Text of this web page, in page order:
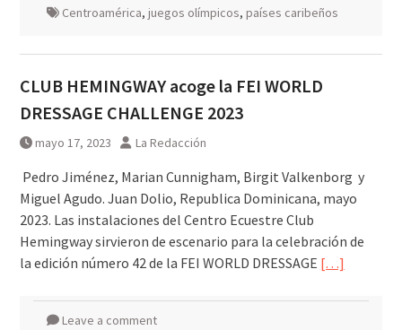
Centroamérica, juegos olímpicos, países caribeños
CLUB HEMINGWAY acoge la FEI WORLD
DRESSAGE CHALLENGE 2023
mayo 17, 2023 La Redacción
Pedro Jiménez, Marian Cunnigham, Birgit Valkenborg y
Miguel Agudo. Juan Dolio, Republica Dominicana, mayo
2023. Las instalaciones del Centro Ecuestre Club
Hemingway sirvieron de escenario para la celebración de
la edición número 42 de la FEI WORLD DRESSAGE […]
Leave a comment